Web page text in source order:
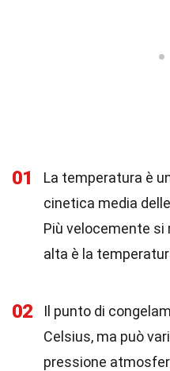
01
La temperatura è
cinetica media
Più velocemente si
alta è la
02
Il punto di
Celsius, ma può
pressione